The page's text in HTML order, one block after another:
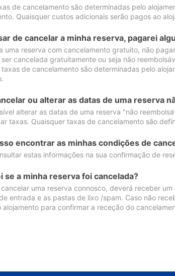
de cancelamento são determinadas pelo
Quaisquer custos adicionais serão pagos ao
de cancelar a minha reserva, pagarei
uma reserva com cancelamento gratuito, não
ser cancelada gratuitamente ou seja não
taxas de cancelamento são determinadas pelo
ou alterar as datas de uma reserva
alterar as datas de uma reserva "não
taxas. Quaisquer taxas de cancelamento são
encontrar as minhas condições de
estas informações na sua confirmação de
se a minha reserva foi cancelada?
uma reserva connosco, deverá receber
entrada e as pastas de lixo /spam. Caso não
alojamento para confirmar a receção do